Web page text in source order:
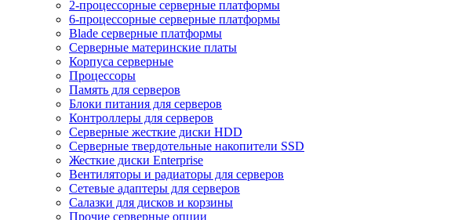
2-процессорные серверные платформы
6-процессорные серверные платформы
Blade серверные платформы
Серверные материнские платы
Корпуса серверные
Процессоры
Память для серверов
Блоки питания для серверов
Контроллеры для серверов
Серверные жесткие диски HDD
Серверные твердотельные накопители SSD
Жесткие диски Enterprise
Вентиляторы и радиаторы для серверов
Сетевые адаптеры для серверов
Салазки для дисков и корзины
Прочие серверные опции